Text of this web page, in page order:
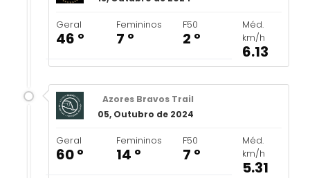
Geral
46 º
Femininos
7 º
F50
2 º
Méd.
km/h
6.13
Azores Bravos Trail
05, Outubro de 2024
Geral
60 º
Femininos
14 º
F50
7 º
Méd.
km/h
5.31